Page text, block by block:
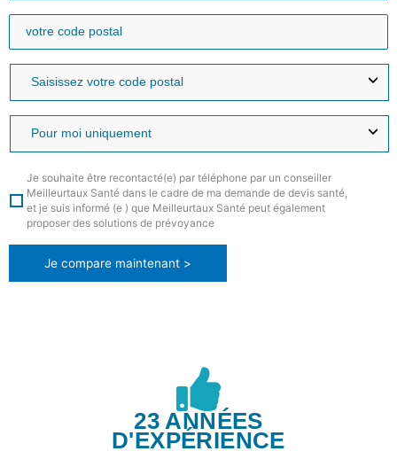
Je souhaite être recontacté(e) par téléphone par un conseiller
Meilleurtaux Santé dans le cadre de ma demande de devis santé,
et je suis informé (e ) que Meilleurtaux Santé peut également
proposer des solutions de prévoyance
Je compare maintenant >
23 ANNÉES
D'EXPÉRIENCE